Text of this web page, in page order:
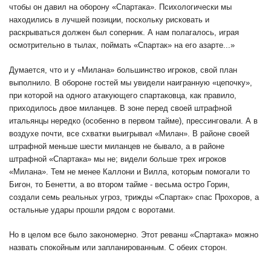
чтобы он давил на оборону «Спартака». Психологически мы
находились в лучшей позиции, поскольку рисковать и
раскрываться должен был соперник. А нам полагалось, играя
осмотрительно в тылах, поймать «Спартак» на его азарте...»
Думается, что и у «Милана» большинство игроков, свой план
выполнило. В обороне гостей мы увидели наигранную «цепочку»,
при которой на одного атакующего спартаковца, как правило,
приходилось двое миланцев. В зоне перед своей штрафной
итальянцы нередко (особенно в первом тайме), прессинговали. А в
воздухе почти, все схватки выигрывал «Милан». В районе своей
штрафной меньше шести миланцев не бывало, а в районе
штрафной «Спартака» мы не; видели больше трех игроков
«Милана». Тем не менее Каллони и Вилла, которым помогали то
Бигон, то Бенетти, а во втором тайме - весьма остро Горин,
создали семь реальных угроз, трижды «Спартак» спас Прохоров, а
остальные удары прошли рядом с воротами.
Но в целом все было закономерно. Этот реванш «Спартака» можно
назвать спокойным или запланированным. С обеих сторон.